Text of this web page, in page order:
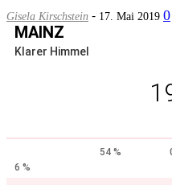
Gisela Kirschstein - 17. Mai 2019 0
MAINZ
Klarer Himmel
54 %
6 %